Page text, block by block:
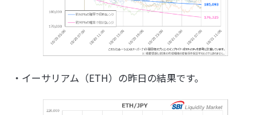
・イーサリアム（ETH）の昨日の結果です。